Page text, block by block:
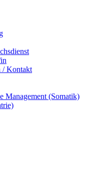
/ Kontakt
Management (Somatik)